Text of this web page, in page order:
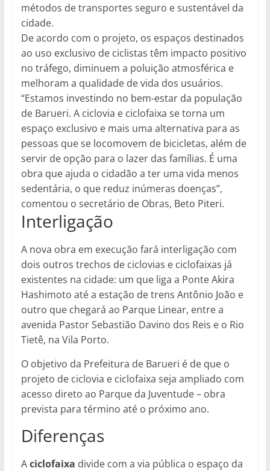
métodos de transportes seguro e sustentável da
cidade.
De acordo com o projeto, os espaços destinados
ao uso exclusivo de ciclistas têm impacto positivo
no tráfego, diminuem a poluição atmosférica e
melhoram a qualidade de vida dos usuários.
“Estamos investindo no bem-estar da população
de Barueri. A ciclovia e ciclofaixa se torna um
espaço exclusivo e mais uma alternativa para as
pessoas que se locomovem de bicicletas, além de
servir de opção para o lazer das famílias. É uma
obra que ajuda o cidadão a ter uma vida menos
sedentária, o que reduz inúmeras doenças”,
comentou o secretário de Obras, Beto Piteri.
Interligação
A nova obra em execução fará interligação com
dois outros trechos de ciclovias e ciclofaixas já
existentes na cidade: um que liga a Ponte Akira
Hashimoto até a estação de trens Antônio João e
outro que chegará ao Parque Linear, entre a
avenida Pastor Sebastião Davino dos Reis e o Rio
Tietê, na Vila Porto.
O objetivo da Prefeitura de Barueri é de que o
projeto de ciclovia e ciclofaixa seja ampliado com
acesso direto ao Parque da Juventude – obra
prevista para término até o próximo ano.
Diferenças
Aciclofaixa divide com a via pública o espaço da